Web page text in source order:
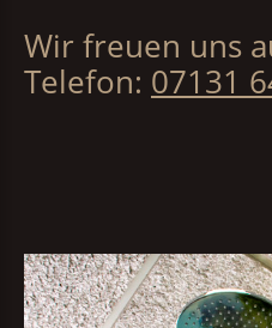
Wir freuen uns
Telefon: 07131